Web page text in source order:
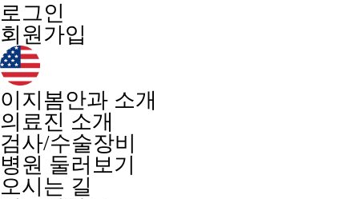
로그인
회원가입
이지봄안과 소개
의료진 소개
검사/수술장비
병원 둘러보기
오시는 길